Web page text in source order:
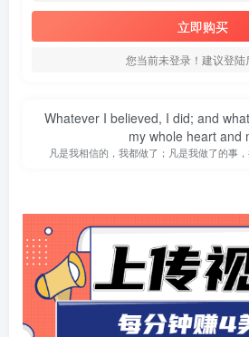
立即购买
您当前未登录！建议登
Whatever I believed, I did; and
my whole heart and
凡是我相信的，我都做了；凡是我做了的事